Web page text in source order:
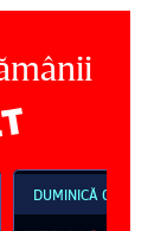
DUMINICĂ 09 AUG,